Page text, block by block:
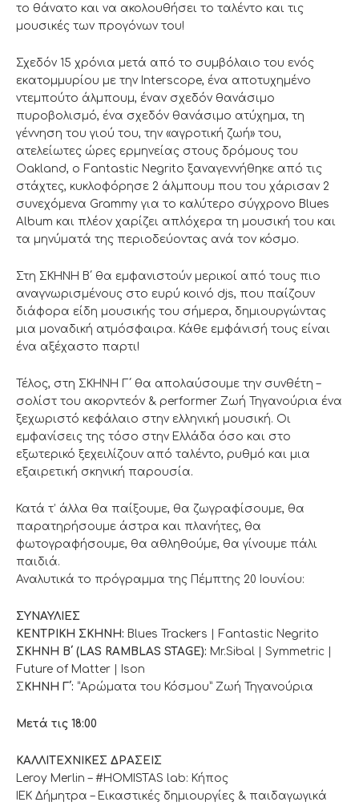
το θάνατο και να ακολουθήσει το ταλέντο και τις
μουσικές των προγόνων του!
Σχεδόν 15 χρόνια μετά από το συμβόλαιο του ενός
εκατομμυρίου με την Interscope, ένα αποτυχημένο
ντεμπούτο άλμπουμ, έναν σχεδόν θανάσιμο
πυροβολισμό, ένα σχεδόν θανάσιμο ατύχημα, τη
γέννηση του γιού του, την «αγροτική ζωή» του,
ατελείωτες ώρες ερμηνείας στους δρόμους του
Oakland, ο Fantastic Negrito ξαναγεννήθηκε από τις
στάχτες, κυκλοφόρησε 2 άλμπουμ που του χάρισαν 2
συνεχόμενα Grammy για το καλύτερο σύγχρονο Blues
Album και πλέον χαρίζει απλόχερα τη μουσική του και
τα μηνύματά της περιοδεύοντας ανά τον κόσμο.
Στη ΣΚΗΝΗ Β΄ θα εμφανιστούν μερικοί από τους πιο
αναγνωρισμένους στο ευρύ κοινό djs, που παίζουν
διάφορα είδη μουσικής του σήμερα, δημιουργώντας
μια μοναδική ατμόσφαιρα. Κάθε εμφάνισή τους είναι
ένα αξέχαστο παρτι!
Τέλος, στη ΣΚΗΝΗ Γ΄ θα απολαύσουμε την συνθέτη –
σολίστ του ακορντεόν & performer Ζωή Τηγανούρια ένα
ξεχωριστό κεφάλαιο στην ελληνική μουσική. Οι
εμφανίσεις της τόσο στην Ελλάδα όσο και στο
εξωτερικό ξεχειλίζουν από ταλέντο, ρυθμό και μια
εξαιρετική σκηνική παρουσία.
Κατά τ’ άλλα θα παίξουμε, θα ζωγραφίσουμε, θα
παρατηρήσουμε άστρα και πλανήτες, θα
φωτογραφήσουμε, θα αθληθούμε, θα γίνουμε πάλι
παιδιά.
Αναλυτικά το πρόγραμμα της Πέμπτης 20 Ιουνίου:
ΣΥΝΑΥΛΙΕΣ
ΚΕΝΤΡΙΚΗ ΣΚΗΝΗ: Blues Trackers | Fantastic Negrito
ΣΚΗΝΗ Β΄ (LAS RAMBLAS STAGE): Mr.Sibal | Symmetric |
Future of Matter | Ison
Σ ΚΗΝΗ Γ΄: “Αρώματα του Κόσμου” Ζωή Τηγανούρια
Μετά τις 18:00
ΚΑΛΛΙΤΕΧΝΙΚΕΣ ΔΡΑΣΕΙΣ
Leroy Merlin – #HOMISTAS lab: Κήπος
ΙΕΚ Δήμητρα – Εικαστικές δημιουργίες & παιδαγωγικά